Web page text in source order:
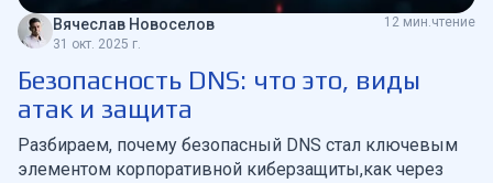
Вячеслав Новоселов
31 окт. 2025 г.
12 мин.чтение
Безопасность DNS: что это, виды
атак и защита
Разбираем, почему безопасный DNS стал ключевым
элементом корпоративной киберзащиты,как через